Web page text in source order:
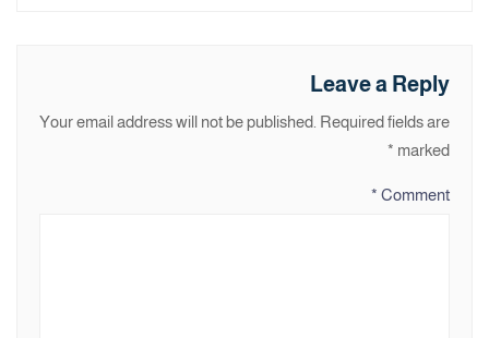
Leave a Reply
Your email address will not be published. Required fields are
marked
*
Comment
*